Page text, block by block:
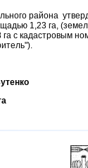
района
1,23 га,
с кадастровым